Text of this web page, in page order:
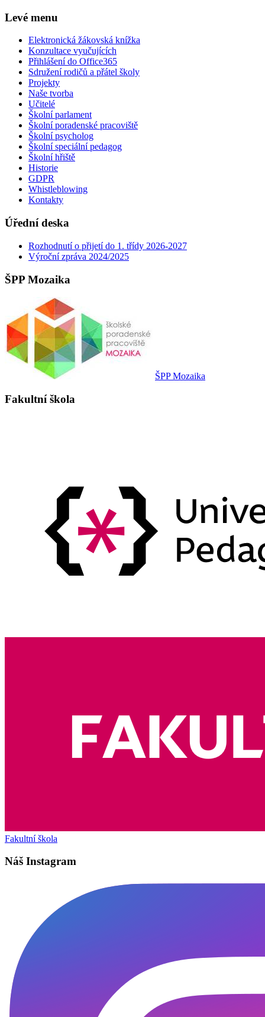
Levé menu
Elektronická žákovská knížka
Konzultace vyučujících
Přihlášení do Office365
Sdružení rodičů a přátel školy
Projekty
Naše tvorba
Učitelé
Školní parlament
Školní poradenské pracoviště
Školní psycholog
Školní speciální pedagog
Školní hřiště
Historie
GDPR
Whistleblowing
Kontakty
Úřední deska
Rozhodnutí o přijetí do 1. třídy 2026-2027
Výroční zpráva 2024/2025
ŠPP Mozaika
ŠPP Mozaika
Fakultní škola
Fakultní škola
Náš Instagram